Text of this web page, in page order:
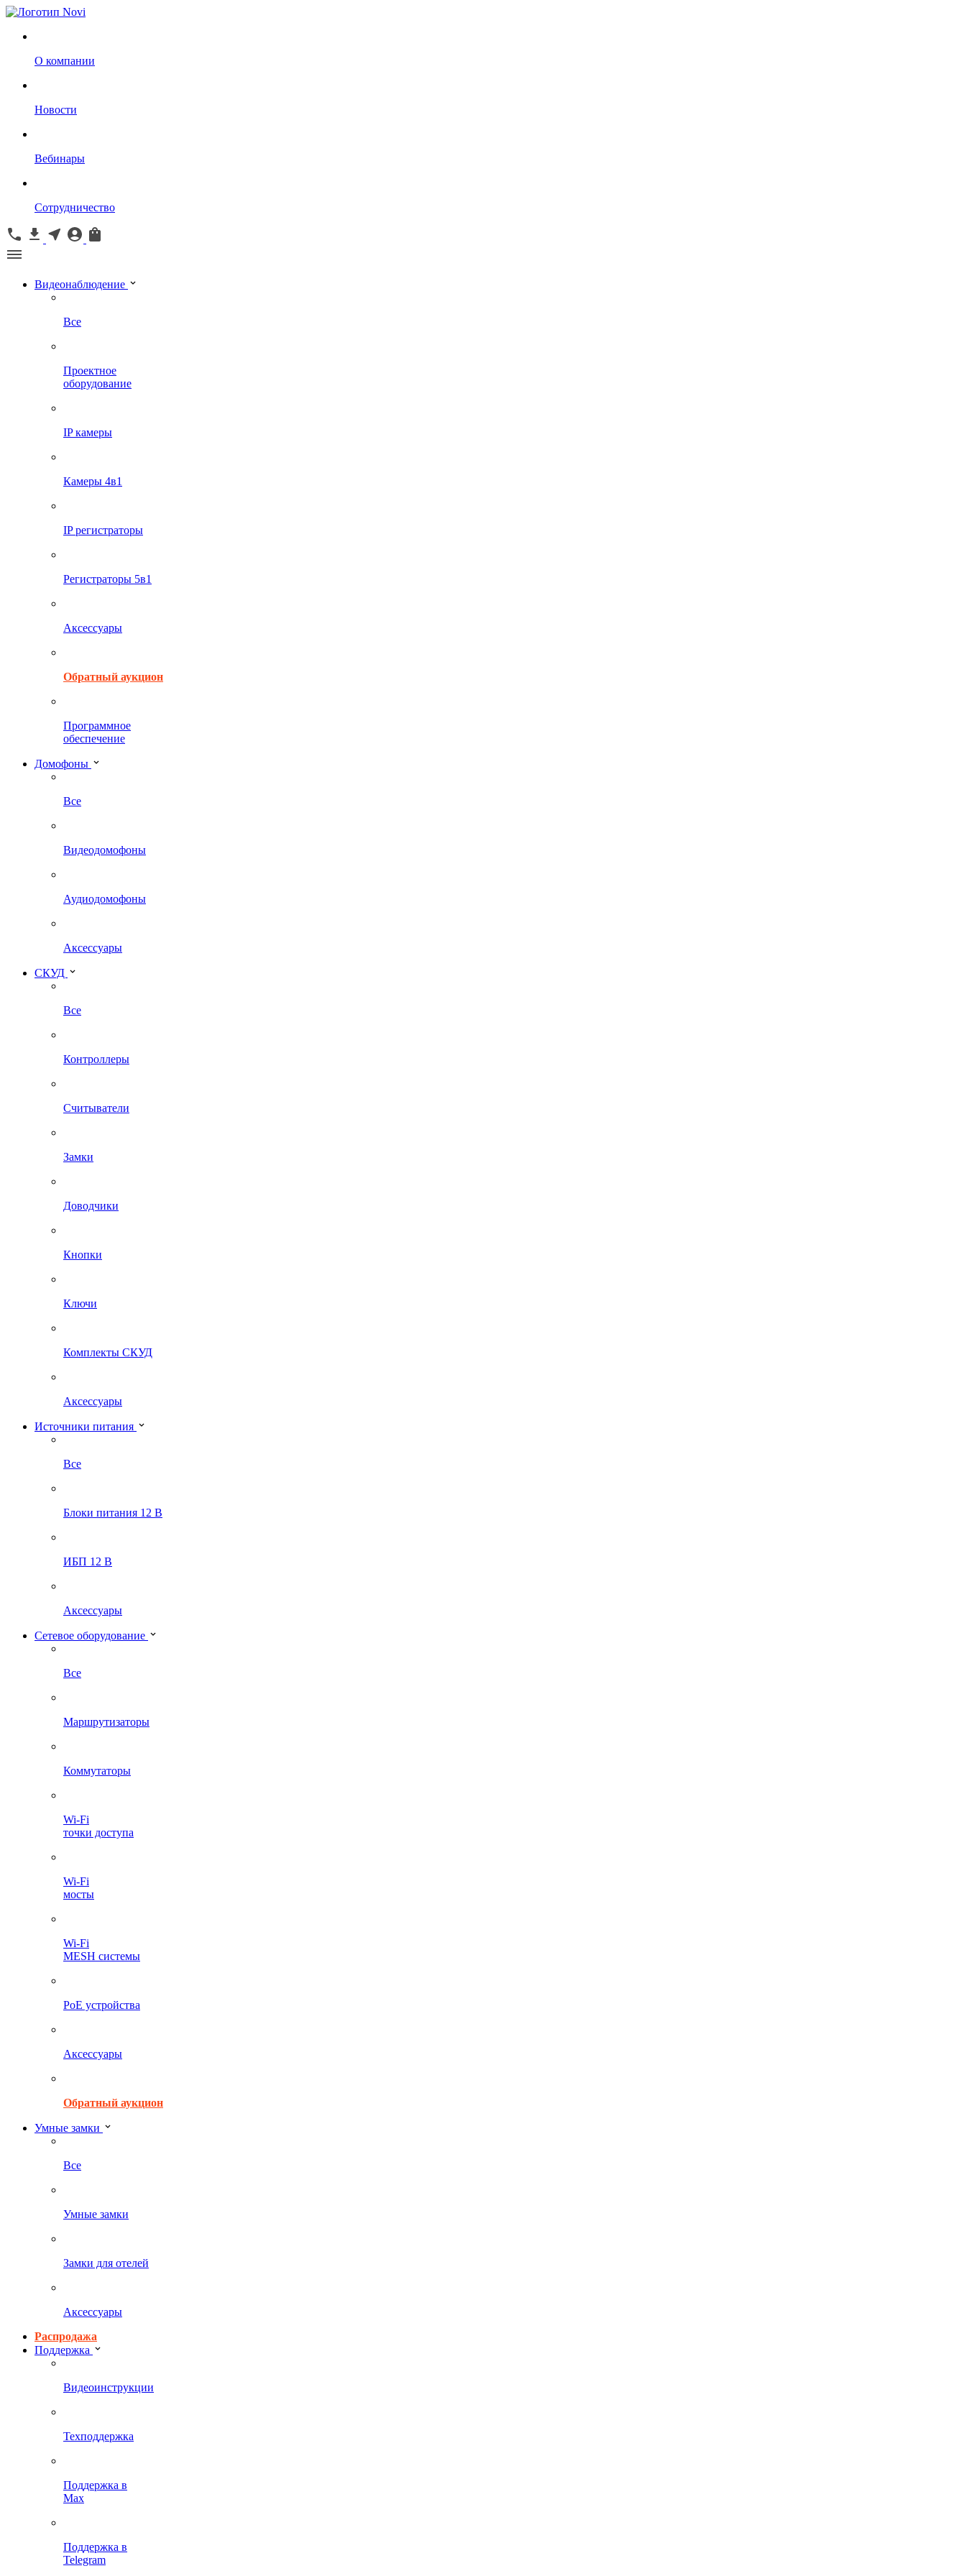
О компании
Новости
Вебинары
Сотрудничество
Видеонаблюдение
Все
Проектное
оборудование
IP камеры
Камеры 4в1
IP регистраторы
Регистраторы 5в1
Аксессуары
Обратный аукцион
Программное
обеспечение
Домофоны
Все
Видеодомофоны
Аудиодомофоны
Аксессуары
СКУД
Все
Контроллеры
Считыватели
Замки
Доводчики
Кнопки
Ключи
Комплекты СКУД
Аксессуары
Источники питания
Все
Блоки питания 12 В
ИБП 12 В
Аксессуары
Сетевое оборудование
Все
Маршрутизаторы
Коммутаторы
Wi-Fi
точки доступа
Wi-Fi
мосты
Wi-Fi
MESH системы
PoE устройства
Аксессуары
Обратный аукцион
Умные замки
Все
Умные замки
Замки для отелей
Аксессуары
Распродажа
Поддержка
Видеоинструкции
Техподдержка
Поддержка в
Max
Поддержка в
Telegram